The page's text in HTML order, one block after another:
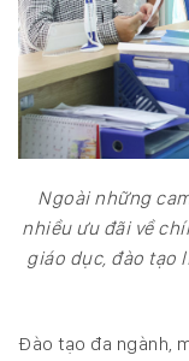
Ngoài những
nhiều ưu đãi về
giáo dục, đào tạo
Đào tạo đa ngành,